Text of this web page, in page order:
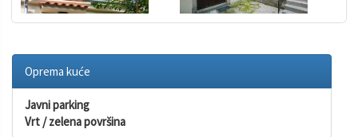
Oprema kuće
Javni parking
Vrt / zelena površina